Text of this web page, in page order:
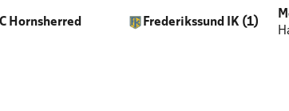
Hornsherred Frederikssund IK (1)